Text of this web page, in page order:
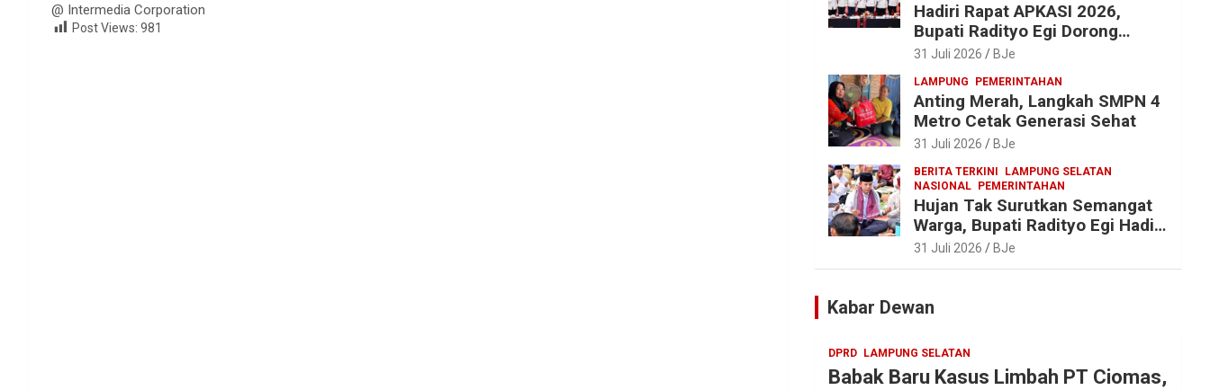
@ Intermedia Corporation
Post Views: 981
Hadiri Rapat APKASI 2026,
Bupati Radityo Egi Dorong
Sinergi Pusat-Daerah untuk
Kabupaten
31 Juli 2026 BJe
LAMPUNG PEMERINTAHAN
Anting Merah, Langkah SMPN 4
Metro Cetak Generasi Sehat
31 Juli 2026 BJe
BERITA TERKINI
LAMPUNG SELATAN
NASIONAL
PEMERINTAHAN
Hujan Tak Surutkan Semangat
Warga, Bupati Radityo Egi Hadiri
Tradisi Sedekah Bumi 206
Tahun di Sumur Kumbang
31 Juli 2026 BJe
Kabar Dewan
DPRD LAMPUNG SELATAN
Babak Baru Kasus Limbah PT Ciomas,